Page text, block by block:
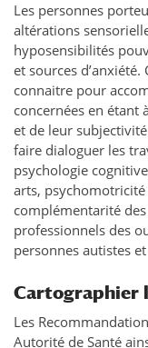
Les personnes
altérations
hyposensibilités
et sources
connaitre pour
concernées en étant
et de leur
faire dialoguer les
psychologie
arts,
complémentarité
professionnels des
personnes autistes
Cartographier
Les
Autorité de Santé